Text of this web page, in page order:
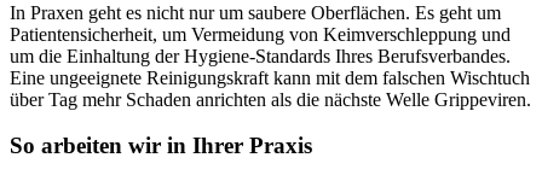
In Praxen geht es nicht nur um saubere Oberflächen. Es geht um
Patientensicherheit, um Vermeidung von Keimverschleppung und
um die Einhaltung der Hygiene-Standards Ihres Berufsverbandes.
Eine ungeeignete Reinigungskraft kann mit dem falschen Wischtuch
über Tag mehr Schaden anrichten als die nächste Welle Grippeviren.
So arbeiten wir in Ihrer Praxis